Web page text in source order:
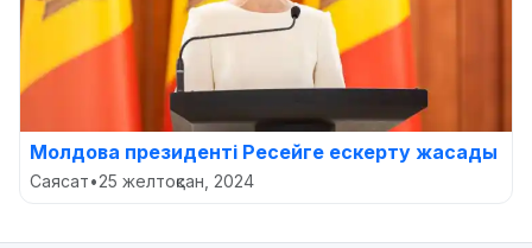
Молдова президенті Ресейге ескерту жасады
Саясат•25 желтоқсан, 2024